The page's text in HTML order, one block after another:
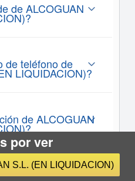
de ALCOGUAN
de teléfono de
LIQUIDACION)?
de ALCOGUAN
por ver
S.L. (EN LIQUIDACION)